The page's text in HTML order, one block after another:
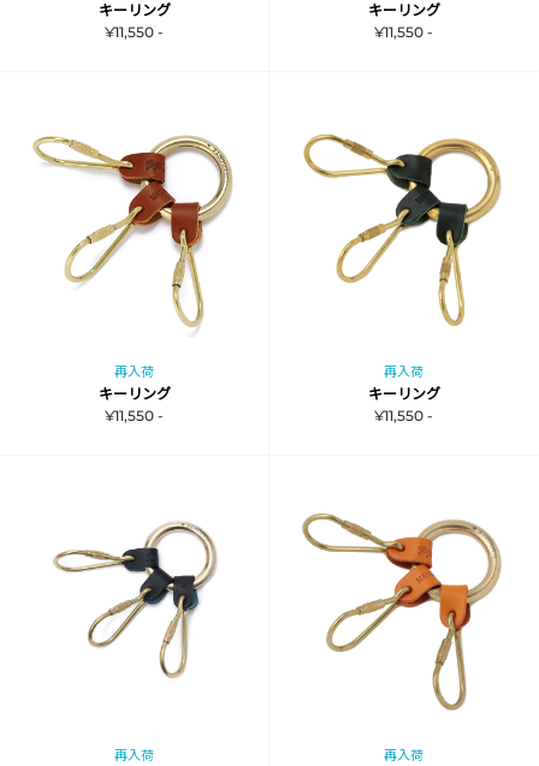
キーリング
¥11,550 -
キーリング
¥11,550 -
再入荷
キーリング
¥11,550 -
再入荷
キーリング
¥11,550 -
再入荷 再入荷